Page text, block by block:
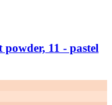
11 -​ pastel